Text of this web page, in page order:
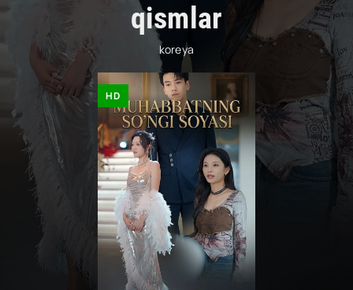
qismlar
koreya
HD